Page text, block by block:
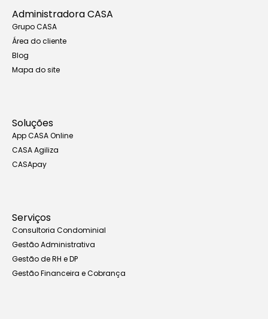
Administradora CASA
Grupo CASA
Área do cliente
Blog
Mapa do site
Soluções
App CASA Online
CASA Agiliza
CASApay
Serviços
Consultoria Condominial
Gestão Administrativa
Gestão de RH e DP
Gestão Financeira e Cobrança